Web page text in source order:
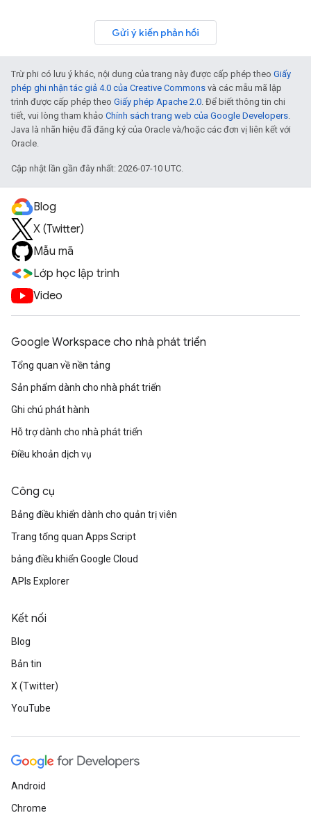
Gửi ý kiến phản hồi
Trừ phi có lưu ý khác, nội dung của trang này được cấp phép theo Giấy
phép ghi nhận tác giả 4.0 của Creative Commons và các mẫu mã lập
trình được cấp phép theo Giấy phép Apache 2.0. Để biết thông tin chi
tiết, vui lòng tham khảo Chính sách trang web của Google Developers.
Java là nhãn hiệu đã đăng ký của Oracle và/hoặc các đơn vị liên kết với
Oracle.
Cập nhật lần gần đây nhất: 2026-07-10 UTC.
Blog
X (Twitter)
Mẫu mã
Lớp học lập trình
Video
Google Workspace cho nhà phát triển
Tổng quan về nền tảng
Sản phẩm dành cho nhà phát triển
Ghi chú phát hành
Hỗ trợ dành cho nhà phát triển
Điều khoản dịch vụ
Công cụ
Bảng điều khiển dành cho quản trị viên
Trang tổng quan Apps Script
bảng điều khiển Google Cloud
APIs Explorer
Kết nối
Blog
Bản tin
X (Twitter)
YouTube
Android
Chrome